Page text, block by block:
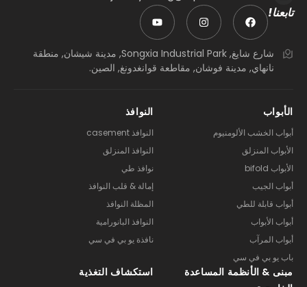
تابعنا!
شارع شايغ, Songxia Industrial Park, مدينة شيشان, منطقة
نانهاي, مدينة فوشان, مقاطعة قوانغدونغ, الصين.
الأبواب
أبواب الخشب الألومنيوم
الأبواب المنزلق
الأبواب bifold
أبواب الجيب
أبواب قابلة للطي
أبواب الأبواب
أبواب المرآب
باب يو بي في سي
النوافذ
النوافذ casement
النوافذ المنزلق
نوافذ طي
إمالة & قلب النوافذ
المظلة النوافذ
النوافذ البانورامية
نافذة يو بي في سي
مبنى & الأنظمة المساعدة
استكشاف التغذية